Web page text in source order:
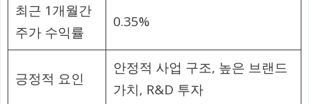
최근 1개월간
주가 수익률
0.35%
긍정적 요인
안정적 사업 구조, 높은 브랜드
가치, R&D 투자